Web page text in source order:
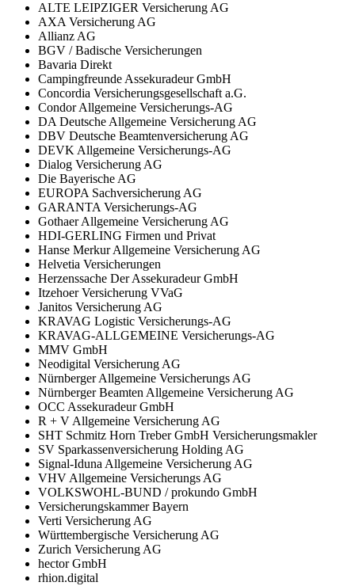
ALTE LEIPZIGER Versicherung AG
AXA Versicherung AG
Allianz AG
BGV / Badische Versicherungen
Bavaria Direkt
Campingfreunde Assekuradeur GmbH
Concordia Versicherungsgesellschaft a.G.
Condor Allgemeine Versicherungs-AG
DA Deutsche Allgemeine Versicherung AG
DBV Deutsche Beamtenversicherung AG
DEVK Allgemeine Versicherungs-AG
Dialog Versicherung AG
Die Bayerische AG
EUROPA Sachversicherung AG
GARANTA Versicherungs-AG
Gothaer Allgemeine Versicherung AG
HDI-GERLING Firmen und Privat
Hanse Merkur Allgemeine Versicherung AG
Helvetia Versicherungen
Herzenssache Der Assekuradeur GmbH
Itzehoer Versicherung VVaG
Janitos Versicherung AG
KRAVAG Logistic Versicherungs-AG
KRAVAG-ALLGEMEINE Versicherungs-AG
MMV GmbH
Neodigital Versicherung AG
Nürnberger Allgemeine Versicherungs AG
Nürnberger Beamten Allgemeine Versicherung AG
OCC Assekuradeur GmbH
R + V Allgemeine Versicherung AG
SHT Schmitz Horn Treber GmbH Versicherungsmakler
SV Sparkassenversicherung Holding AG
Signal-Iduna Allgemeine Versicherung AG
VHV Allgemeine Versicherungs AG
VOLKSWOHL-BUND / prokundo GmbH
Versicherungskammer Bayern
Verti Versicherung AG
Württembergische Versicherung AG
Zurich Versicherung AG
hector GmbH
rhion.digital